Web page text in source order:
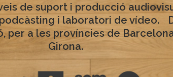
de suport i producció
i laboratori de vídeo.
per a les províncies de
Girona.